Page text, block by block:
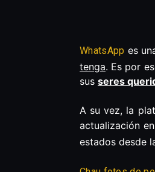
WhatsApp es
tenga. Es por
sus seres
A su vez, la
actualización en
estados desde